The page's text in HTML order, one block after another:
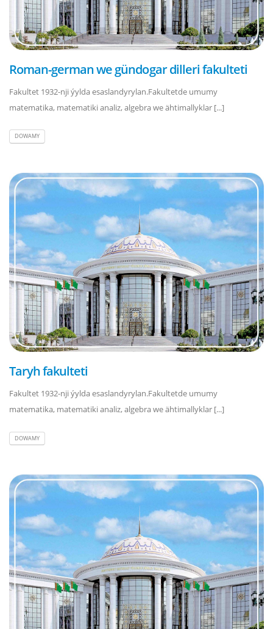
Roman-german we gündogar dilleri fakulteti
Fakultet 1932-nji ýylda esaslandyrylan.Fakultetde umumy
matematika, matematiki analiz, algebra we ähtimallyklar [...]
DOWAMY
Taryh fakulteti
Fakultet 1932-nji ýylda esaslandyrylan.Fakultetde umumy
matematika, matematiki analiz, algebra we ähtimallyklar [...]
DOWAMY